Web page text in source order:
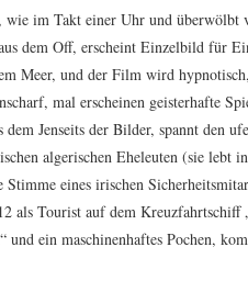
wie im Takt einer Uhr und
dem Off, erscheint Einzelbild für
Meer, und der Film wird
mal erscheinen geisterhafte
dem Jenseits der Bilder, spannt den
algerischen Eheleuten (sie lebt
eines irischen
als Tourist auf dem
und ein maschinenhaftes Pochen,